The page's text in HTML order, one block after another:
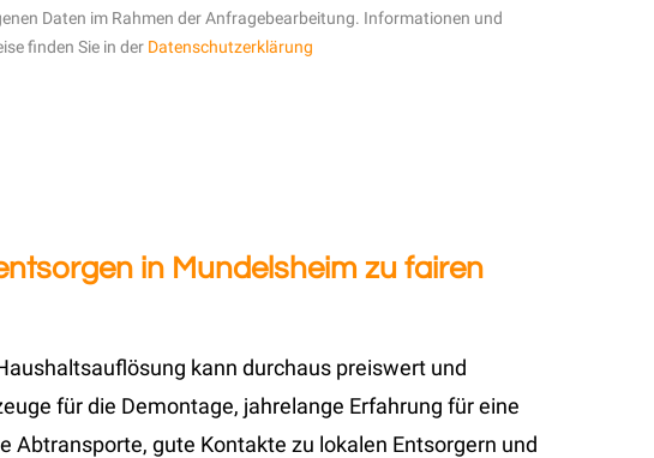
Daten im Rahmen der Anfragebearbeitung. Informationen und
finden Sie in der Datenschutzerklärung
in Mundelsheim zu fairen
kann durchaus preiswert und
für die Demontage, jahrelange Erfahrung für eine
gute Kontakte zu lokalen Entsorgern und